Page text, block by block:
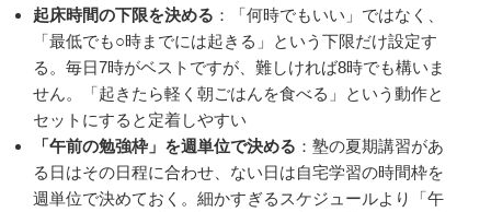
起床時間の下限を決める ：「何時でもいい」ではなく、
「最低でも○時までには起きる」という下限だけ設定す
る。毎日7時がベストですが、難しければ8時でも構いま
せん。「起きたら軽く朝ごはんを食べる」という動作と
セットにすると定着しやすい
「午前の勉強枠」を週単位で決める ：塾の夏期講習があ
る日はその日程に合わせ、ない日は自宅学習の時間枠を
週単位で決めておく。細かすぎるスケジュールより「午